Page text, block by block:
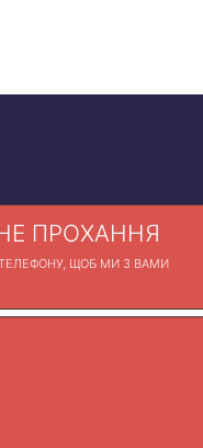
ПРОХАННЯ
ЩОБ МИ З ВАМИ